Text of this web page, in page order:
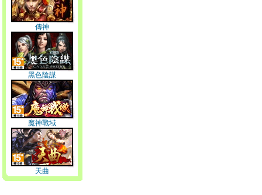
傳神
黑色陰謀
魔神戰域
天曲